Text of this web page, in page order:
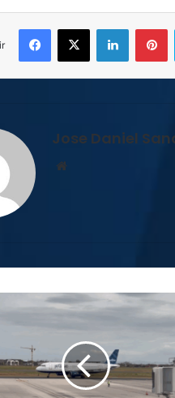
Facebook
X LinkedIn
Jose Daniel